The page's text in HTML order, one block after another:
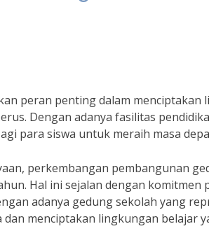
peran penting dalam menciptakan
Dengan adanya fasilitas
para siswa untuk meraih masa
perkembangan pembangunan
Hal ini sejalan dengan komitmen
adanya gedung sekolah yang
menciptakan lingkungan belajar